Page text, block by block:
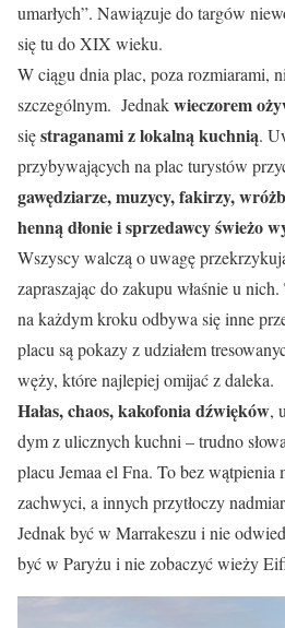
umarłych”. Nawiązuje do targów
się tu do XIX wieku.
W ciągu dnia plac, poza rozmiarami,
szczególnym. Jednakwieczorem
sięstraganami z lokalną kuchnią.
przybywających na plac turystów
gawędziarze, muzycy, fakirzy,
henną dłonie i sprzedawcy świeżo
Wszyscy walczą o uwagę
zapraszając do zakupu właśnie u nich.
na każdym kroku odbywa się inne
placu są pokazy z udziałem
węży, które najlepiej omijać z daleka.
Hałas, chaos, kakofonia dźwięków,
dym z ulicznych kuchni – trudno
placu Jemaa el Fna. To bez wątpienia
zachwyci, a innych przytłoczy
Jednak być w Marrakeszu i nie
być w Paryżu i nie zobaczyć wieży